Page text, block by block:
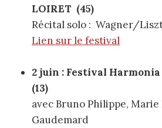
LOIRET (45)
Récital solo : Wagner/
Lien sur le festival
2 juin : Festival Harmonia
(13)
avec Bruno Philippe,
Gaudemard